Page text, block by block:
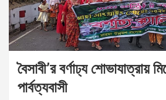
বৈসাবী’র বর্ণাঢ্য শোভাযাত্রায়
পার্বত্যবাসী